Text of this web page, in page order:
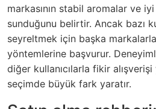
markasının stabil aromalar ve
sunduğunu belirtir. Ancak bazı
seyreltmek için başka markalarla
yöntemlerine başvurur.
diğer kullanıcılarla fikir
seçimde büyük fark yaratır.